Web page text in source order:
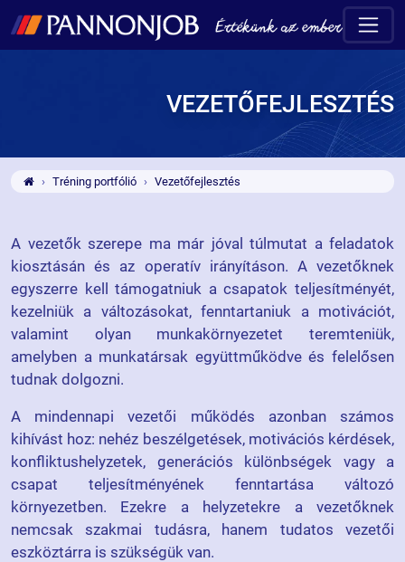
VEZETŐFEJLESZTÉS
Tréning portfólió Vezetőfejlesztés
A vezetők szerepe ma már jóval túlmutat a feladatok
kiosztásán és az operatív irányításon. A vezetőknek
egyszerre kell támogatniuk a csapatok teljesítményét,
kezelniük a változásokat, fenntartaniuk a motivációt,
valamint olyan munkakörnyezetet teremteniük,
amelyben a munkatársak együttműködve és felelősen
tudnak dolgozni.
A mindennapi vezetői működés azonban számos
kihívást hoz: nehéz beszélgetések, motivációs kérdések,
konfliktushelyzetek, generációs különbségek vagy a
csapat teljesítményének fenntartása változó
környezetben. Ezekre a helyzetekre a vezetőknek
nemcsak szakmai tudásra, hanem tudatos vezetői
eszköztárra is szükségük van.